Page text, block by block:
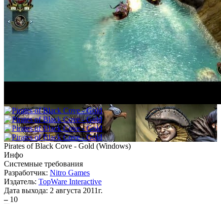
Pirates of Black Cove - Gold (Windows)
Инфо
Системные требования
Разработчик: Nitro Games
Издатель: TopWare Interactive
Дата выхода: 2 августа 2011г.
– 10